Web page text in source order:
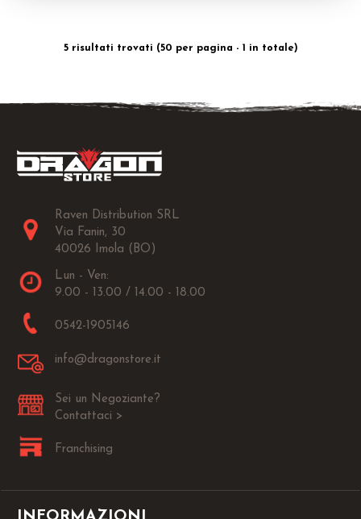
5 risultati trovati (50 per pagina - 1 in totale)
Raven Distribution SRL
Via Fanin, 30
40026 Imola (BO)
Lun - Ven:
9.00 - 13.00 / 14.00 - 18.00
0542-1905146
info@dragonstore.it
Sei un Negoziante?
Contattaci >
Franchising